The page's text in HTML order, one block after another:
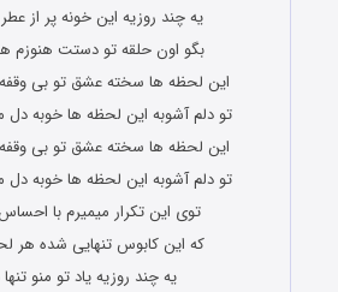
یه چند روزیه این خونه پر از
بگو اون حلقه تو دستت هنوزم
این لحظه ها سخته عشق تو بی وقفه
تو دلم آشوبه این لحظه ها خوبه دل
این لحظه ها سخته عشق تو بی وقفه
تو دلم آشوبه این لحظه ها خوبه دل
توی این تکرار میمیرم با
که این کابوس تنهایی شده هر
یه چند روزیه یاد تو منو تنها